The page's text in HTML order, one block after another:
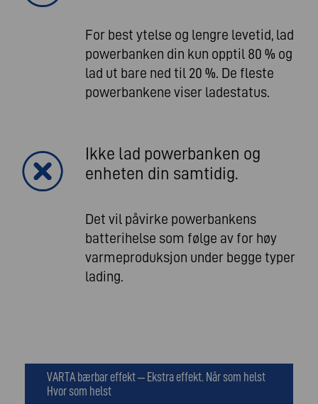
For best ytelse og lengre levetid, lad
powerbanken din kun opptil 80 % og
lad ut bare ned til 20 %. De fleste
powerbankene viser ladestatus.
Ikke lad powerbanken og
enheten din samtidig.
Det vil påvirke powerbankens
batterihelse som følge av for høy
varmeproduksjon under begge typer
lading.
VARTA bærbar effekt – Ekstra effekt. Når som helst
Hvor som helst